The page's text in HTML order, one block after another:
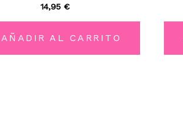
Valorado
0
5
14,95 €
AÑADIR AL CARRITO